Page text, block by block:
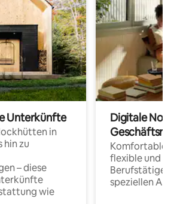
Unterkünfte
in
hin zu
– diese
wie
Digitale
Komfortable
flexible und
Berufstätige
speziellen